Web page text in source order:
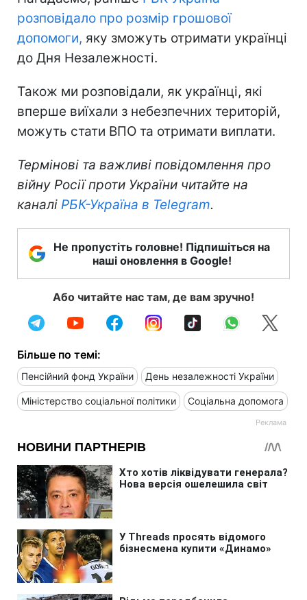
розповідало про розмір грошової
допомоги, яку зможуть отримати українці
до Дня Незалежності.
Також ми розповідали, як українці, які
вперше виїхали з небезпечних територій,
можуть стати ВПО та отримати виплати.
Термінові та важливі повідомлення про
війну Росії проти України читайте на
каналі РБК-Україна в Telegram.
Не пропустіть головне! Підпишіться на
наші оновлення в Google!
Або читайте нас там, де вам зручно!
Більше по темі:
Пенсійний фонд України День незалежності України
Міністерство соціальної політики Соціальна допомога